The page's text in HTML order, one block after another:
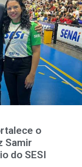
o
Samir
do SESI